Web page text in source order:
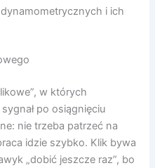
i ich
w których
po osiągnięciu
nie trzeba patrzeć na
idzie szybko. Klik bywa
„dobić jeszcze raz”, bo